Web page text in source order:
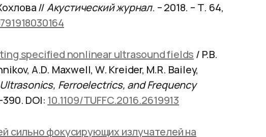
//Акустический журнал. – 2018. – Т. 64,
specified nonlinear ultrasound fields / P.B.
A.D. Maxwell, W. Kreider, M.R. Bailey,
Ferroelectrics, and Frequency
DOI: 10.1109/TUFFC.2016.2619913
сильно фокусирующих излучателей на